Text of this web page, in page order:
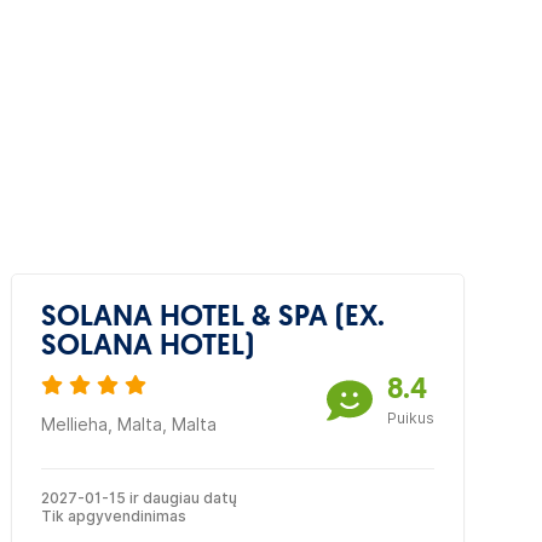
SOLANA HOTEL & SPA (EX.
SOLANA HOTEL)
Mellieha, Malta, Malta
8.4
Puikus
2027-01-15 ir daugiau datų
Tik apgyvendinimas